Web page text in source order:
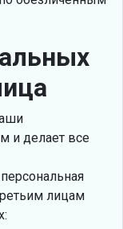
и делает все
лицам